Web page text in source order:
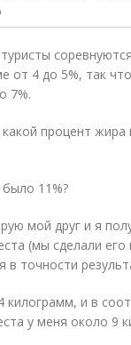
от 4 до 5%, так
7%.
процент жира
11%?
мой друг и я
(мы сделали его
в точности
килограмм, и в
у меня около 9